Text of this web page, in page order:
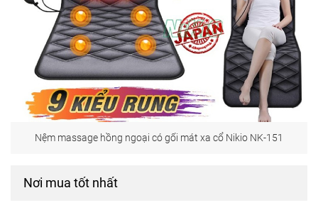
Nệm massage hồng ngoại có gối mát xa cổ Nikio NK-151
Nơi mua tốt nhất